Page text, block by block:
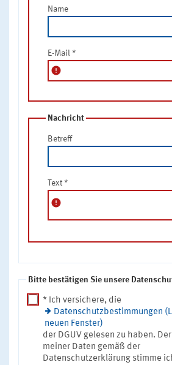
Name
E-Mail *
error
Nachricht
Betreff
Text *
error
Bitte bestätigen Sie unsere
* Ich versichere, die
Datenschutzbestimmungen
neuen Fenster)
der DGUV gelesen zu haben.
meiner Daten gemäß der
Datenschutzerklärung stimme